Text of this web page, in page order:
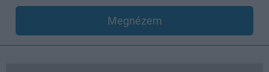
Megnézem